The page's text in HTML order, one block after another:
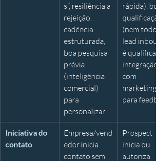
s”, resiliência a
rejeição,
cadência
estruturada,
boa pesquisa
prévia
(inteligência
comercial)
para
personalizar.
rápida),
(nem todo
lead
é
integração
com
marketing
para
Iniciativa do
contato
Empresa/vend
edor inicia
contato sem
Prospect
inicia ou
autoriza